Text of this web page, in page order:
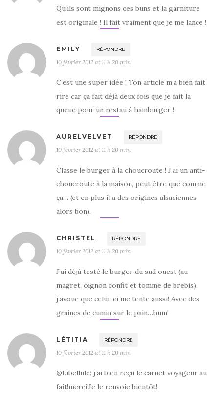
Qu’ils sont mignons ces buns et la garniture
est originale ! Il fait vraiment que je me lance !
EMILY RÉPONDRE
10 février 2012 at 11 h 20 min
C’est une super idée ! Ton article m’a bien fait
rire car ça fait déjà deux fois que je fait la
queue pour un restau à hamburger !
AURELVELVET RÉPONDRE
10 février 2012 at 11 h 20 min
Classe le burger à la choucroute ! J’ai un anti-
choucroute à la maison, peut être que comme
ça… (et en plus il a des origines alsaciennes
alors bon).
CHRISTEL RÉPONDRE
10 février 2012 at 11 h 20 min
J’ai déjà testé le burger du sud ouest (au
magret, oignon confit et tomme de brebis),
j’avoue que celui-ci me tente aussi! Avec des
graines de cumin sur le pain…hum!
LÉTITIA RÉPONDRE
10 février 2012 at 11 h 20 min
@Libellule: j’ai bien reçu le carnet voyageur au
fait!merci!Je le renvoie bientôt!